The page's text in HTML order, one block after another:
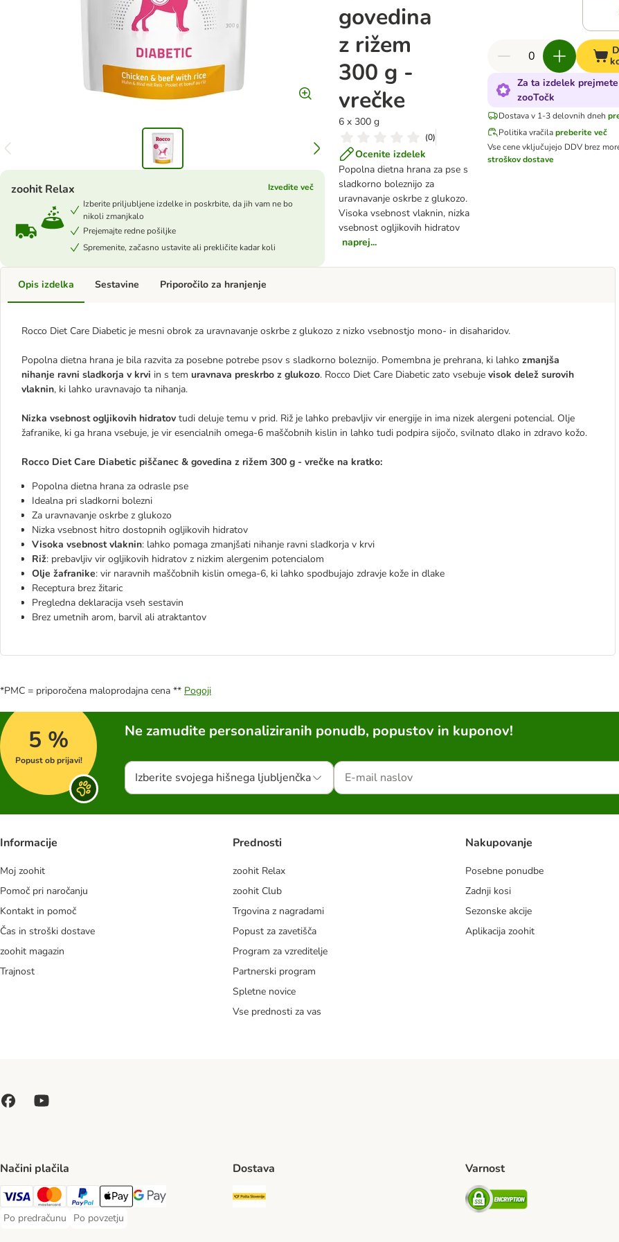
govedina
z rižem
300 g -
vrečke
6 x 300 g
(0)
Ocenite izdelek
Popolna dietna hrana za pse s
sladkorno boleznijo za
uravnavanje oskrbe z glukozo.
Visoka vsebnost vlaknin, nizka
vsebnost ogljikovih hidratov
naprej...
zoohit Relax
Izvedite več
Izberite priljubljene izdelke in poskrbite, da jih vam ne bo
nikoli zmanjkalo
Prejemajte redne pošiljke
Spremenite, začasno ustavite ali prekličite kadar koli
Za ta izdelek
zooTočk
Dostava v 1-3 delovnih dneh
Politika vračilapreberite več
Vse cene vključujejo DDV brez
stroškov dostave
Opis izdelka
Rocco Diet Care Diabetic je mesni obrok za uravnavanje oskrbe z glukozo z nizko vsebnostjo mono- in disaharidov.
Popolna dietna hrana je bila razvita za posebne potrebe psov s sladkorno boleznijo. Pomembna je prehrana, ki lahko zmanjša
nihanje ravni sladkorja v krvi in ​​s tem uravnava preskrbo z glukozo. Rocco Diet Care Diabetic zato vsebuje visok delež surovih
vlaknin, ki lahko uravnavajo ta nihanja.
Nizka vsebnost ogljikovih hidratov tudi deluje temu v prid. Riž je lahko prebavljiv vir energije in ima nizek alergeni potencial. Olje
žafranike, ki ga hrana vsebuje, je vir esencialnih omega-6 maščobnih kislin in lahko tudi podpira sijočo, svilnato dlako in zdravo kožo.
Rocco Diet Care Diabetic piščanec & govedina z rižem 300 g - vrečke na kratko:
Popolna dietna hrana za odrasle pse
Idealna pri sladkorni bolezni
Za uravnavanje oskrbe z glukozo
Nizka vsebnost hitro dostopnih ogljikovih hidratov
Visoka vsebnost vlaknin: lahko pomaga zmanjšati nihanje ravni sladkorja v krvi
Riž: prebavljiv vir ogljikovih hidratov z nizkim alergenim potencialom
Olje žafranike: vir naravnih maščobnih kislin omega-6, ki lahko spodbujajo zdravje kože in dlake
Receptura brez žitaric
Pregledna deklaracija vseh sestavin
Brez umetnih arom, barvil ali atraktantov
Sestavine Priporočilo za hranjenje
*PMC = priporočena maloprodajna cena ** Pogoji
5 %
Popust ob prijavi!
Ne zamudite personaliziranih ponudb, popustov in kuponov!
Izberite svojega hišnega ljubljenčka
Informacije
Moj zoohit
Pomoč pri naročanju
Kontakt in pomoč
Čas in stroški dostave
zoohit magazin
Trajnost
Prednosti
zoohit Relax
zoohit Club
Trgovina z nagradami
Popust za zavetišča
Program za vzreditelje
Partnerski program
Spletne novice
Vse prednosti za vas
Nakupovanje
Posebne ponudbe
Zadnji kosi
Sezonske akcije
Aplikacija zoohit
Načini plačila
Visa Payment Method
MasterCard Payment Method
PayPal Payment Method
Apple Pay Payment Method
Google pay Payment Method
Po predračunu
Po predračunu Payment Method
Po povzetju
Po povzetju Payment Method
Dostava
Pošta Slovenije Shipping Method
Varnost
Security